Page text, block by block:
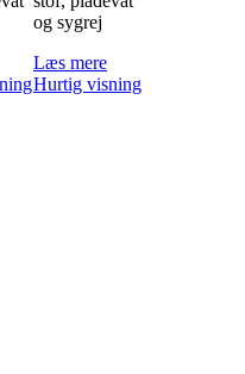
og sygrej
Læs mere
Hurtig visning